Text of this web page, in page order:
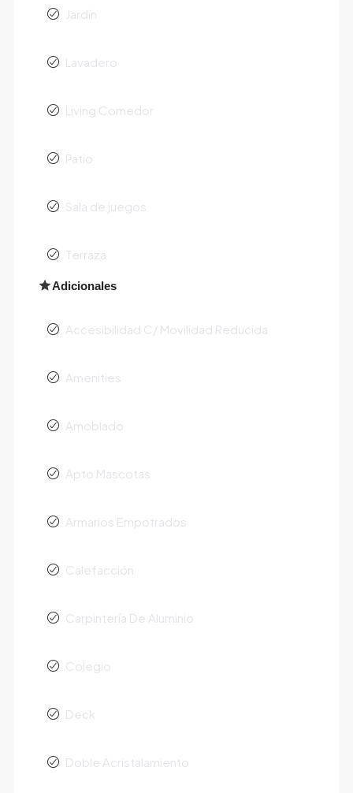
Jardín
Lavadero
Living Comedor
Patio
Sala de juegos
Terraza
Adicionales
Accesibilidad C/ Movilidad Reducida
Amenities
Amoblado
Apto Mascotas
Armarios Empotrados
Calefacción
Carpintería De Aluminio
Colegio
Deck
Doble Acristalamiento